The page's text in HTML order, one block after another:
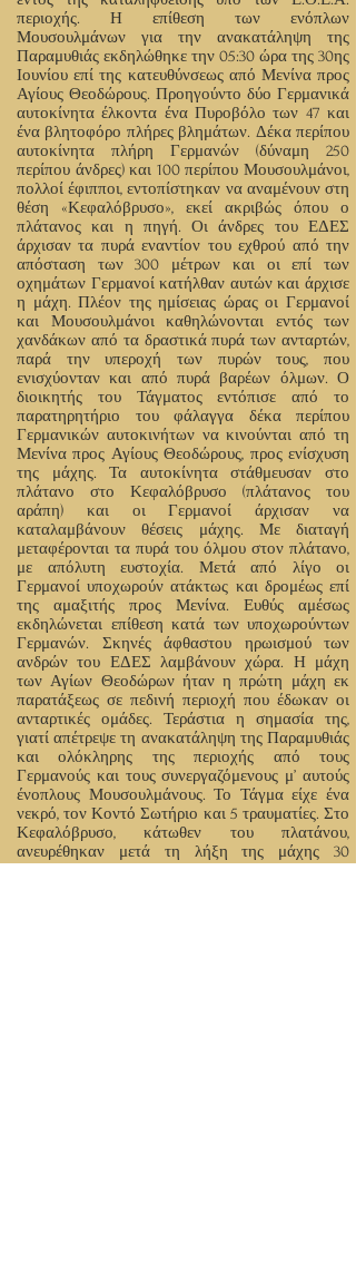
περιοχής. Η επίθεση των ενόπλων
Μουσουλμάνων για την ανακατάληψη της
Παραμυθιάς εκδηλώθηκε την 05:30 ώρα της 30ης
Ιουνίου επί της κατευθύνσεως από Μενίνα προς
Αγίους Θεοδώρους. Προηγούντο δύο Γερμανικά
αυτοκίνητα έλκοντα ένα Πυροβόλο των 47 και
ένα βλητοφόρο πλήρες βλημάτων. Δέκα περίπου
αυτοκίνητα πλήρη Γερμανών (δύναμη 250
περίπου άνδρες) και 100 περίπου Μουσουλμάνοι,
πολλοί έφιπποι, εντοπίστηκαν να αναμένουν στη
θέση «Κεφαλόβρυσο», εκεί ακριβώς όπου ο
πλάτανος και η πηγή. Οι άνδρες του ΕΔΕΣ
άρχισαν τα πυρά εναντίον του εχθρού από την
απόσταση των 300 μέτρων και οι επί των
οχημάτων Γερμανοί κατήλθαν αυτών και άρχισε
η μάχη. Πλέον της ημίσειας ώρας οι Γερμανοί
και Μουσουλμάνοι καθηλώνονται εντός των
χανδάκων από τα δραστικά πυρά των ανταρτών,
παρά την υπεροχή των πυρών τους, που
ενισχύονταν και από πυρά βαρέων όλμων. Ο
διοικητής του Τάγματος εντόπισε από το
παρατηρητήριο του φάλαγγα δέκα περίπου
Γερμανικών αυτοκινήτων να κινούνται από τη
Μενίνα προς Αγίους Θεοδώρους, προς ενίσχυση
της μάχης. Τα αυτοκίνητα στάθμευσαν στο
πλάτανο στο Κεφαλόβρυσο (πλάτανος του
αράπη) και οι Γερμανοί άρχισαν να
καταλαμβάνουν θέσεις μάχης. Με διαταγή
μεταφέρονται τα πυρά του όλμου στον πλάτανο,
με απόλυτη ευστοχία. Μετά από λίγο οι
Γερμανοί υποχωρούν ατάκτως και δρομέως επί
της αμαξιτής προς Μενίνα. Ευθύς αμέσως
εκδηλώνεται επίθεση κατά των υποχωρούντων
Γερμανών. Σκηνές άφθαστου ηρωισμού των
ανδρών του ΕΔΕΣ λαμβάνουν χώρα. Η μάχη
των Αγίων Θεοδώρων ήταν η πρώτη μάχη εκ
παρατάξεως σε πεδινή περιοχή που έδωκαν οι
ανταρτικές ομάδες. Τεράστια η σημασία της,
γιατί απέτρεψε τη ανακατάληψη της Παραμυθιάς
και ολόκληρης της περιοχής από τους
Γερμανούς και τους συνεργαζόμενους μ’ αυτούς
ένοπλους Μουσουλμάνους. Το Τάγμα είχε ένα
νεκρό, τον Κοντό Σωτήριο και 5 τραυματίες. Στο
Κεφαλόβρυσο, κάτωθεν του πλατάνου,
ανευρέθηκαν μετά τη λήξη της μάχης 30